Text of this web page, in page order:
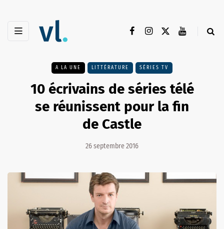
A LA UNE LITTÉRATURE SÉRIES TV
10 écrivains de séries télé
se réunissent pour la fin
de Castle
26 septembre 2016